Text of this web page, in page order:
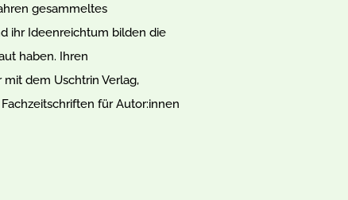
gesammeltes
ihr Ideenreichtum bilden die
haben. Ihren
dem Uschtrin Verlag,
für Autor:innen